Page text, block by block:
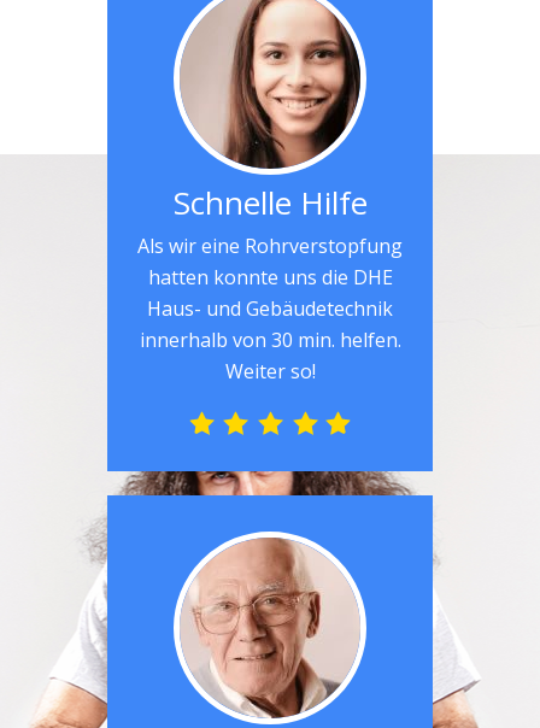
Schnelle Hilfe
Als wir eine Rohrverstopfung
hatten konnte uns die DHE
Haus- und Gebäudetechnik
innerhalb von 30 min. helfen.
Weiter so!